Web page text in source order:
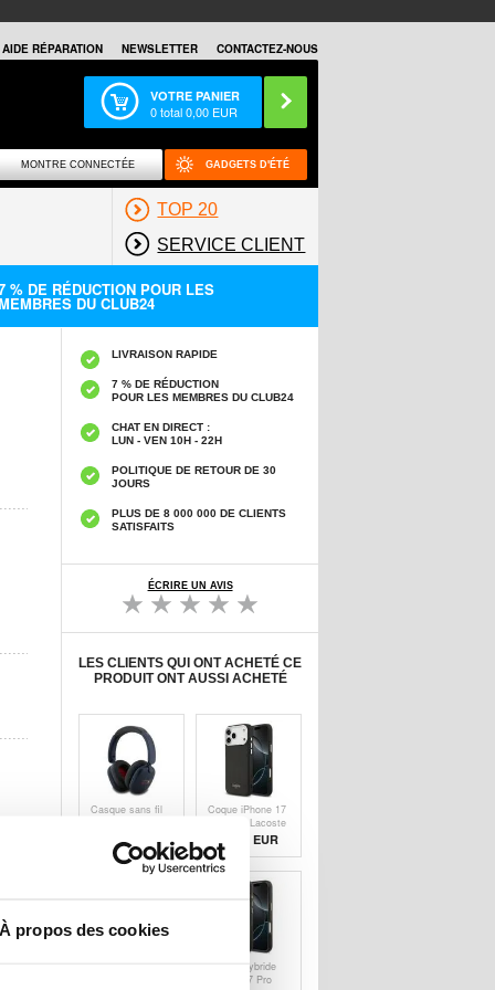
À propos des cookies
AIDE RÉPARATION NEWSLETTER CONTACTEZ-NOUS
VOTRE PANIER
0total0,00 EUR
MONTRE CONNECTÉE GADGETS D'ÉTÉ
TOP 20
SERVICE CLIENT
% DE RÉDUCTION POUR LES
DU CLUB24
LIVRAISON RAPIDE
7 % DE RÉDUCTION
POUR LES MEMBRES DU CLUB24
CHAT EN DIRECT :
LUN - VEN 10H - 22H
POLITIQUE DE RETOUR DE 30
JOURS
PLUS DE 8 000 000 DE CLIENTS
SATISFAITS
ÉCRIRE UN AVIS
LES CLIENTS QUI ONT ACHETÉ CE
PRODUIT ONT AUSSI ACHETÉ
Casque sans fil
Logo - Marine
29,50 EUR
Coque iPhone 17
Pro Max Lacoste
Champs Élysées
- MagSafe
Compatible -
Noire
25,60 EUR
Coque Hybride
iPhone 17 Pro